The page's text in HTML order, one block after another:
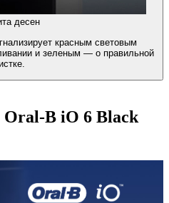
десен
красным световым
и зеленым — о правильной
Oral-B iO 6 Black